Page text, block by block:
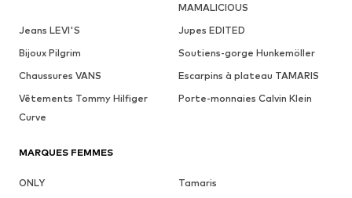
MAMALICIOUS
Jeans LEVI'S
Jupes EDITED
Bijoux Pilgrim
Soutiens-gorge Hunkemöller
Chaussures VANS
Escarpins à plateau TAMARIS
Vêtements Tommy Hilfiger
Curve
Porte-monnaies Calvin Klein
MARQUES FEMMES
ONLY
Tamaris